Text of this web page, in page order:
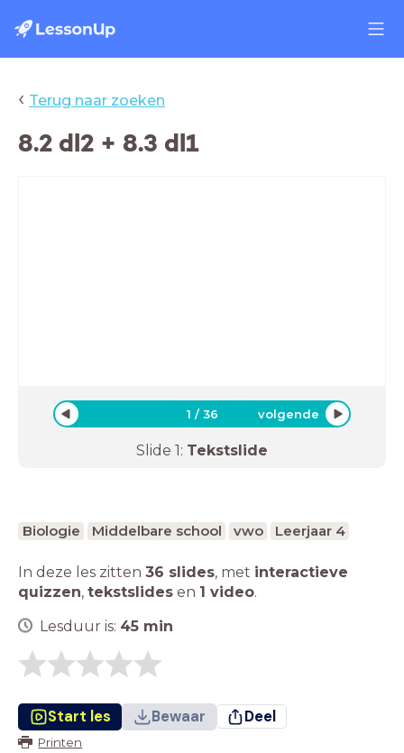
‹ Terug naar zoeken
8.2 dl2 + 8.3 dl1
1 /36 volgende
Slide 1: Tekstslide
Biologie Middelbare school vwo Leerjaar 4
In deze les zitten 36 slides, met interactieve
quizzen, tekstslides en 1 video.
Lesduur is: 45 min
Start les Bewaar Deel
Printen